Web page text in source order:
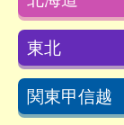
東北
関東甲信越